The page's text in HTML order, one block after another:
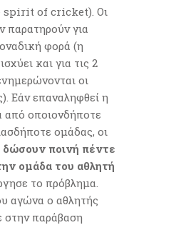
of cricket). Οι
παρατηρούν για
φορά (η
και για τις 2
οι
Εάν επαναληφθεί η
από οποιονδήποτε
ομάδας, οι
δώσουν ποινή πέντε
ομάδα του αθλητή
το πρόβλημα.
αγώνα ο αθλητής
στην παράβαση